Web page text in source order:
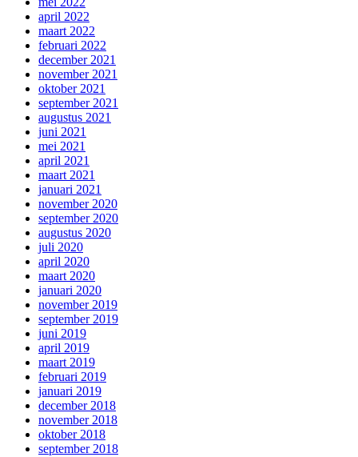
april 2022
maart 2022
februari 2022
december 2021
november 2021
oktober 2021
september 2021
augustus 2021
juni 2021
mei 2021
april 2021
maart 2021
januari 2021
november 2020
september 2020
augustus 2020
juli 2020
april 2020
maart 2020
januari 2020
november 2019
september 2019
juni 2019
april 2019
maart 2019
februari 2019
januari 2019
december 2018
november 2018
oktober 2018
september 2018